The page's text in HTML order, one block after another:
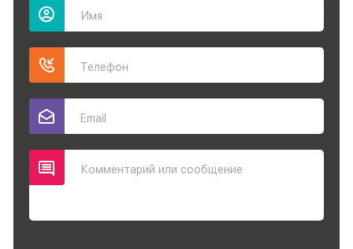
Имя
Телефон
Email
Комментарий или сообщение